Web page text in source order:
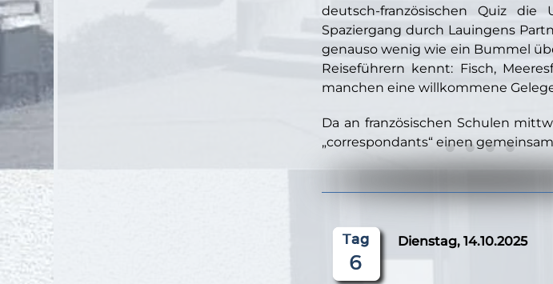
deutsch-französischen Quiz die
Spaziergang durch Lauingens
genauso wenig wie ein Bummel
Reiseführern kennt: Fisch,
manchen eine willkommene
Da an französischen Schulen
„correspondants“ einen
Dienstag, 14.10.2025